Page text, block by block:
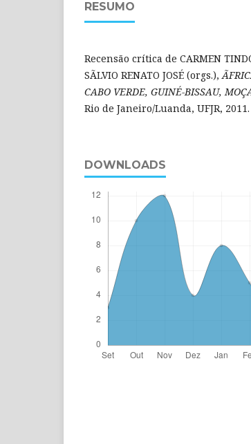
RESUMO
Recensão crítica de CARMEN
SÃLVIO RENATO JOSÉ (orgs.),
CABO VERDE, GUINÉ-BISSAU,
Rio de Janeiro/Luanda, UFJR,
DOWNLOADS